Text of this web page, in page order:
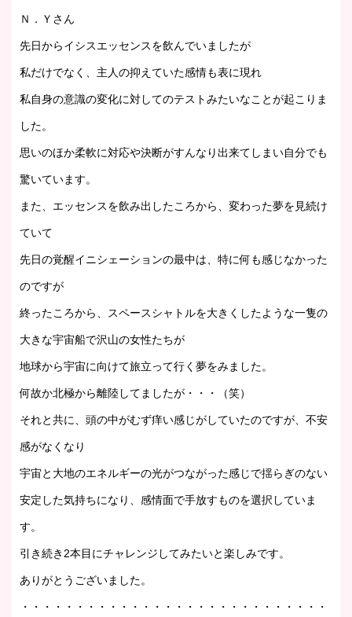
Ｎ．Ｙさん
先日からイシスエッセンスを飲んでいましたが
私だけでなく、主人の抑えていた感情も表に現れ
私自身の意識の変化に対してのテストみたいなことが起こりま
した。
思いのほか柔軟に対応や決断がすんなり出来てしまい自分でも
驚いています。
また、エッセンスを飲み出したころから、変わった夢を見続け
ていて
先日の覚醒イニシェーションの最中は、特に何も感じなかった
のですが
終ったころから、スペースシャトルを大きくしたような一隻の
大きな宇宙船で沢山の女性たちが
地球から宇宙に向けて旅立って行く夢をみました。
何故か北極から離陸してましたが・・・（笑）
それと共に、頭の中がむず痒い感じがしていたのですが、不安
感がなくなり
宇宙と大地のエネルギーの光がつながった感じで揺らぎのない
安定した気持ちになり、感情面で手放すものを選択していま
す。
引き続き2本目にチャレンジしてみたいと楽しみです。
ありがとうございました。
・・・・・・・・・・・・・・・・・・・・・・・・・・・・・